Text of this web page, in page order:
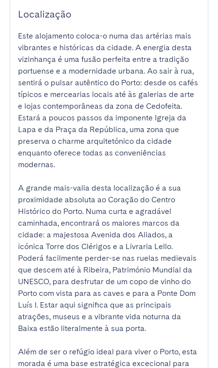
Localização
Este alojamento coloca-o numa das artérias mais
vibrantes e históricas da cidade. A energia desta
vizinhança é uma fusão perfeita entre a tradição
portuense e a modernidade urbana. Ao sair à rua,
sentirá o pulsar autêntico do Porto: desde os cafés
típicos e mercearias locais até às galerias de arte
e lojas contemporâneas da zona de Cedofeita.
Estará a poucos passos da imponente Igreja da
Lapa e da Praça da República, uma zona que
preserva o charme arquitetónico da cidade
enquanto oferece todas as conveniências
modernas.
A grande mais-valia desta localização é a sua
proximidade absoluta ao Coração do Centro
Histórico do Porto. Numa curta e agradável
caminhada, encontrará os maiores marcos da
cidade: a majestosa Avenida dos Aliados, a
icónica Torre dos Clérigos e a Livraria Lello.
Poderá facilmente perder-se nas ruelas medievais
que descem até à Ribeira, Património Mundial da
UNESCO, para desfrutar de um copo de vinho do
Porto com vista para as caves e para a Ponte Dom
Luís I. Estar aqui significa que as principais
atrações, museus e a vibrante vida noturna da
Baixa estão literalmente à sua porta.
Além de ser o refúgio ideal para viver o Porto, esta
morada é uma base estratégica excecional para